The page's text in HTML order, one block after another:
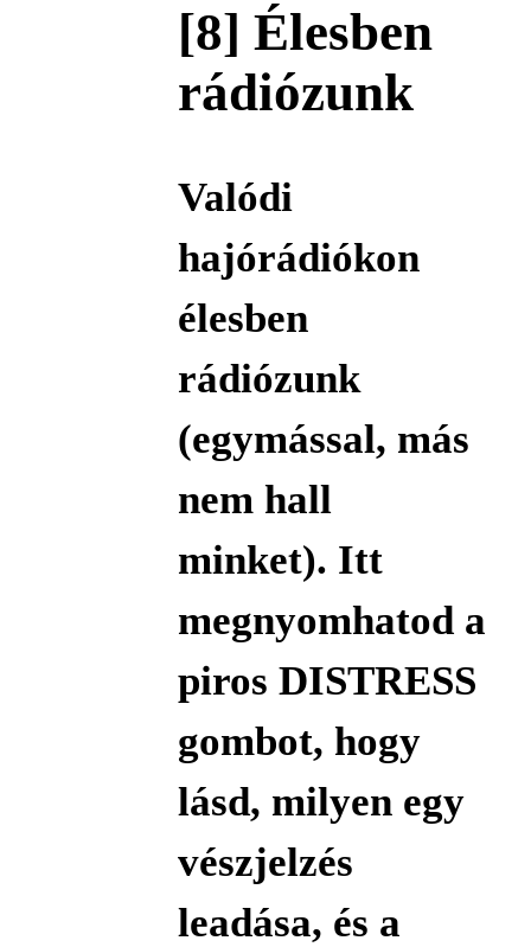
[8] Élesben
rádiózunk
Valódi
hajórádiókon
élesben
rádiózunk
(egymással, más
nem hall
minket). Itt
megnyomhatod a
piros DISTRESS
gombot, hogy
lásd, milyen egy
vészjelzés
leadása, és a